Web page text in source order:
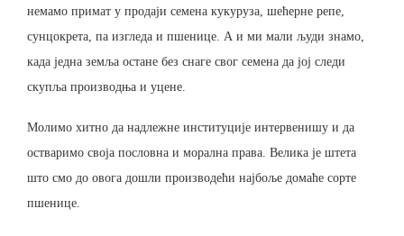
немамо примат у продаји семена кукуруза, шећерне репе,
сунцокрета, па изгледа и пшенице. А и ми мали људи знамо,
када једна земља остане без снаге свог семена да јој следи
скупља производња и уцене.
Молимо хитно да надлежне институције интервенишу и да
остваримо своја пословна и морална права. Велика је штета
што смо до овога дошли производећи најбоље домаће сорте
пшенице.